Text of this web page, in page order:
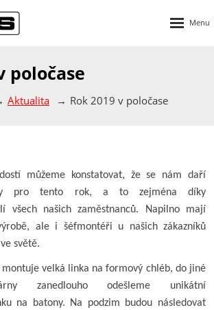
poločase
Aktualita Rok 2019 v poločase
můžeme konstatovat, že se nám daří
pro tento rok, a to zejména díky
všech našich zaměstnanců. Napilno mají
ale i šéfmontéři u našich zákazníků
světě.
montuje velká linka na formový chléb, do jiné
zanedlouho odešleme unikátní
na batony. Na podzim budou následovat